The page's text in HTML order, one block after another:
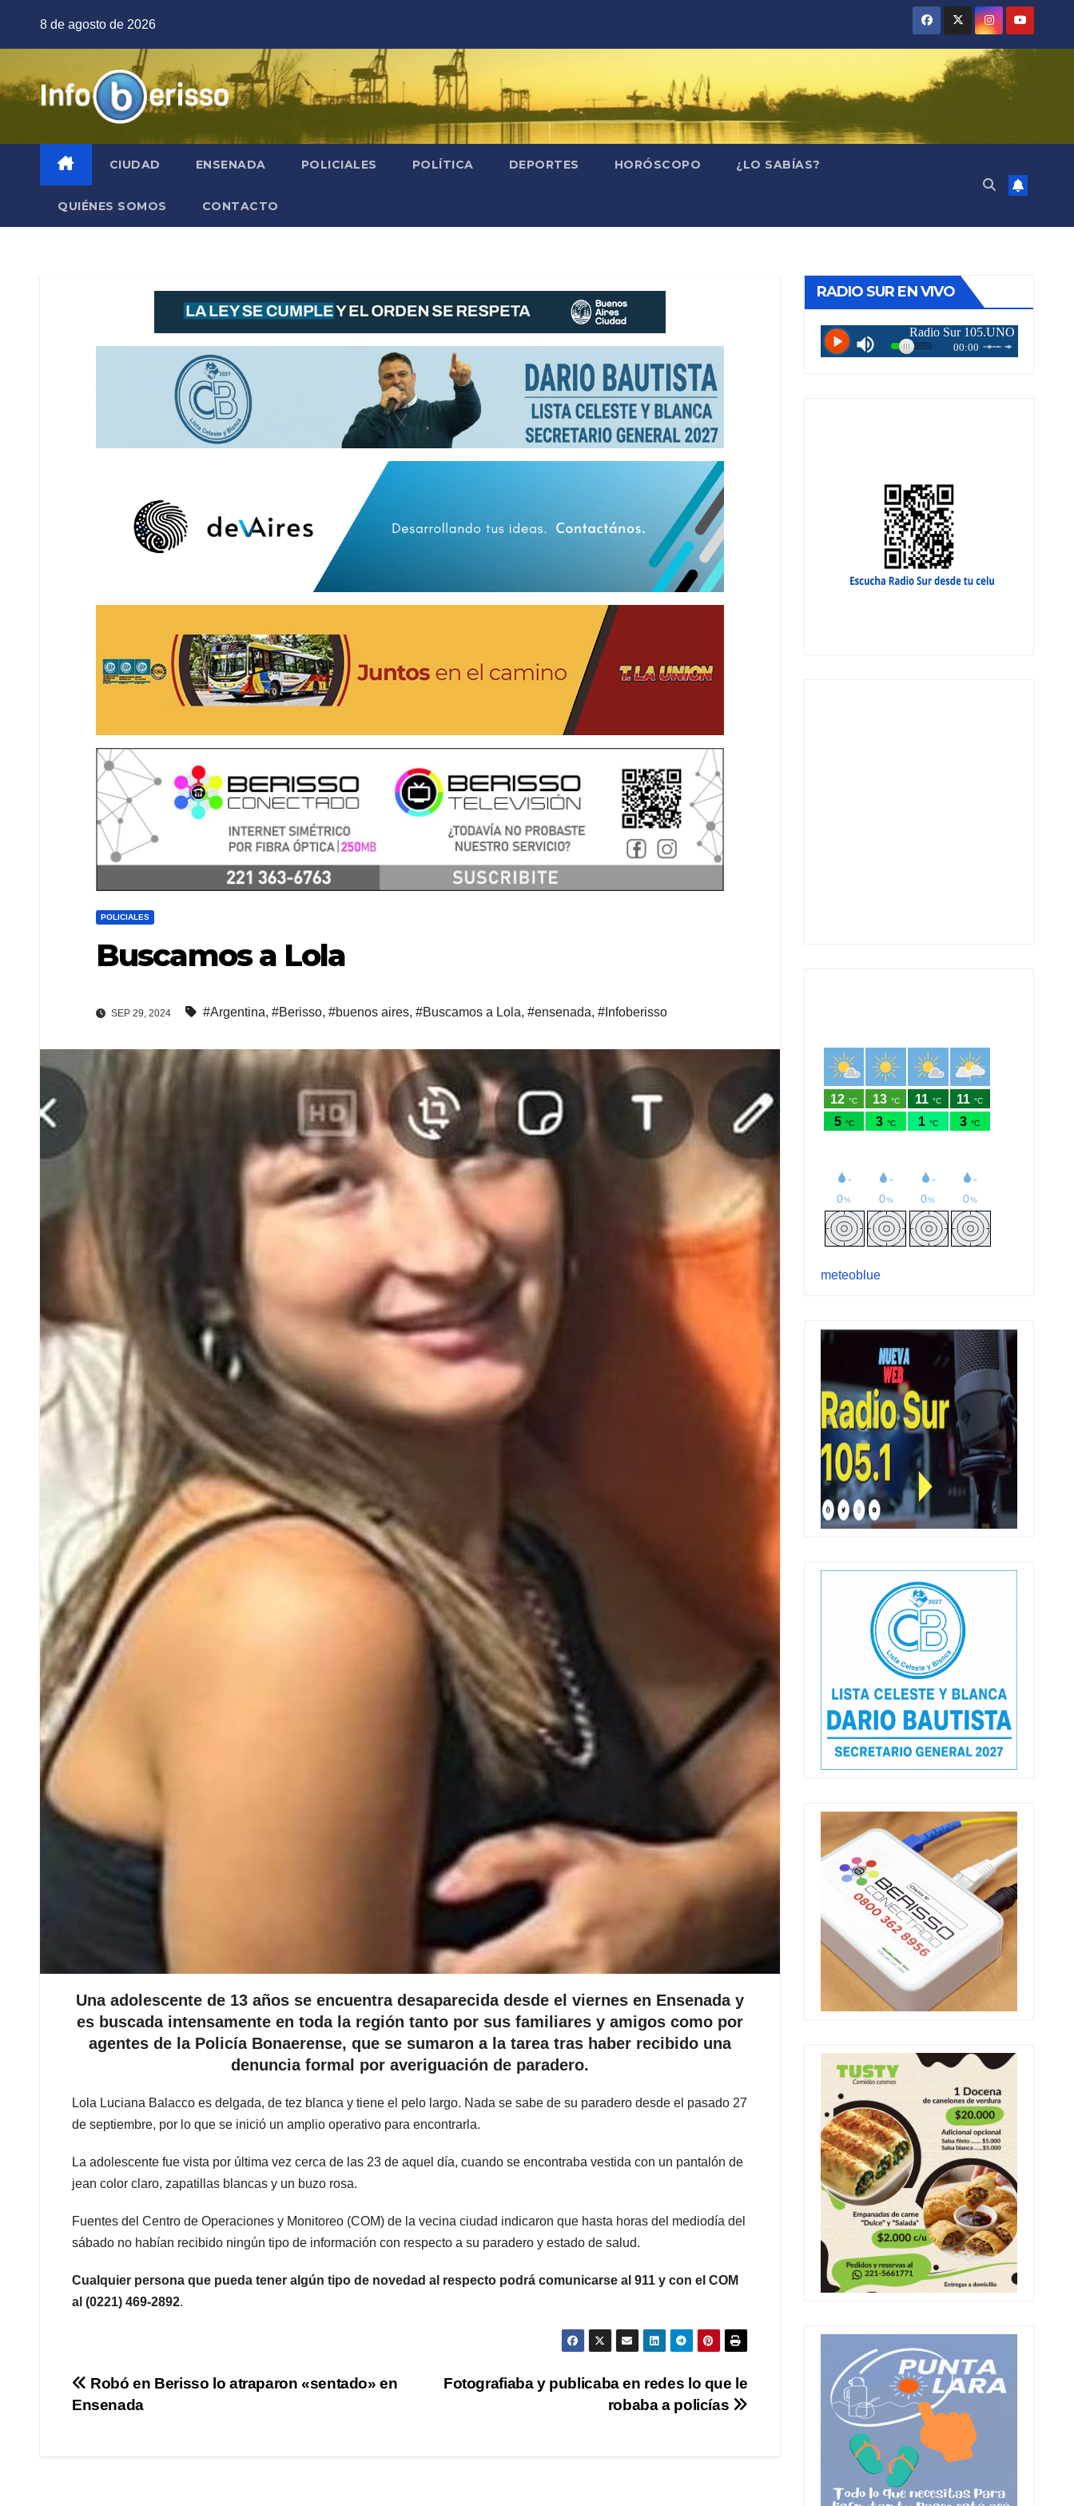
8 de agosto de 2026
CIUDAD ENSENADA POLICIALES POLÍTICA DEPORTES HORÓSCOPO ¿LO SABÍAS?
QUIÉNES SOMOS CONTACTO
POLICIALES
Buscamos a Lola
SEP 29, 2024 #Argentina, #Berisso, #buenos aires, #Buscamos a Lola, #ensenada, #Infoberisso
Una adolescente de 13 años se encuentra desaparecida desde el viernes en Ensenada y
es buscada intensamente en toda la región tanto por sus familiares y amigos como por
agentes de la Policía Bonaerense, que se sumaron a la tarea tras haber recibido una
denuncia formal por averiguación de paradero.
Lola Luciana Balacco es delgada, de tez blanca y tiene el pelo largo. Nada se sabe de su paradero desde el pasado 27
de septiembre, por lo que se inició un amplio operativo para encontrarla.
La adolescente fue vista por última vez cerca de las 23 de aquel día, cuando se encontraba vestida con un pantalón de
jean color claro, zapatillas blancas y un buzo rosa.
Fuentes del Centro de Operaciones y Monitoreo (COM) de la vecina ciudad indicaron que hasta horas del mediodía del
sábado no habían recibido ningún tipo de información con respecto a su paradero y estado de salud.
Cualquier persona que pueda tener algún tipo de novedad al respecto podrá comunicarse al 911 y con el COM
al (0221) 469-2892.
Navegación
Fotografiaba y publicaba en redes lo que le
robaba a policías
Robó en Berisso lo atraparon «sentado» en
Ensenada
RADIO SUR EN VIVO
meteoblue